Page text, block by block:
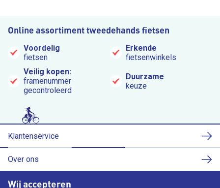
Online assortiment tweedehands fietsen
Voordelig
fietsen
Erkende
fietsenwinkels
Veilig kopen:
framenummer
gecontroleerd
Duurzame
keuze
Klantenservice
Over ons
Wij accepteren